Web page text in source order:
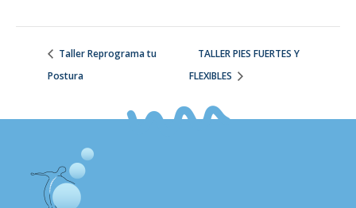
Taller Reprograma tu
Postura
TALLER PIES FUERTES Y
FLEXIBLES